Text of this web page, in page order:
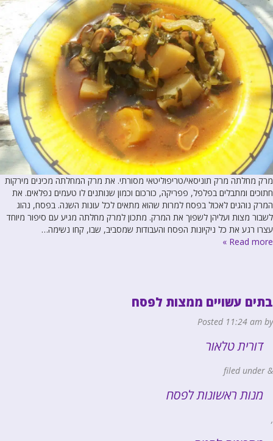
מרק מחלתה מרק תוניסאי/טריפוליטאי מסורתי. את מרק המחלתה מכינים מירקות
חתוכים ומתבלים בפלפל, פפריקה, כורכום וכמון שנותנים לו טעמים נפלאים. את
המרק נוהגים לאכול בפסח למרות שהוא מתאים לכל עונות השנה. בפסח, נהוג
לשבור מצות ועליהן לשפוך את המרק. מתכון למרק מחלתה מגיע עם סיפור מיוחד
עצרו רגע את כל ניקיונות הפסח והעבודות שמסביב, שבו, קחו נשימה…
Read more »
בתים עשויים ממצות לפסח
Posted 11:24 am by
דורית טלאור
&
מנות ראשונות לפסח
,